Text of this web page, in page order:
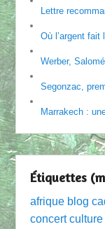
Lettre
Où l’argent fait
Werber,
Segonzac,
Marrakech :
Étiquettes
afrique blog
concert culture